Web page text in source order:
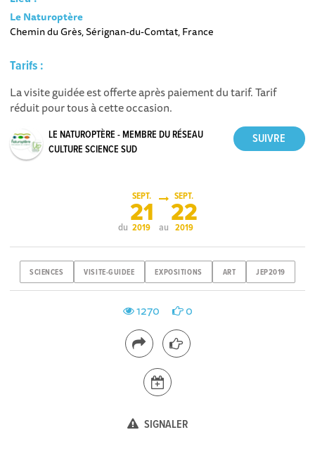
Le Naturoptère
Chemin du Grès, Sérignan-du-Comtat, France
Tarifs :
La visite guidée est offerte après paiement du tarif. Tarif
réduit pour tous à cette occasion.
LE NATUROPTÈRE - MEMBRE DU RÉSEAU
CULTURE SCIENCE SUD
du
SEPT.
21
2019 au
SEPT.
22
2019
SCIENCES VISITE-GUIDEE EXPOSITIONS ART JEP2019
1270 0
SIGNALER